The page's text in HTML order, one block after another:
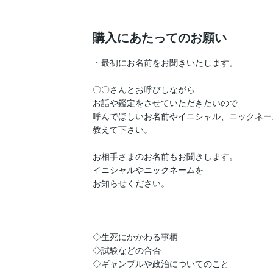
購入にあたってのお願い
・最初にお名前をお聞きいたします。
〇〇さんとお呼びしながら
お話や鑑定をさせていただきたいので
呼んでほしいお名前やイニシャル、ニックネ
教えて下さい。
お相手さまのお名前もお聞きします。
イニシャルやニックネームを
お知らせください。
◇生死にかかわる事柄
◇試験などの合否
◇ギャンブルや政治についてのこと